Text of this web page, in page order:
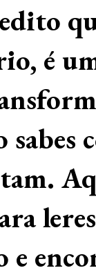
é
e